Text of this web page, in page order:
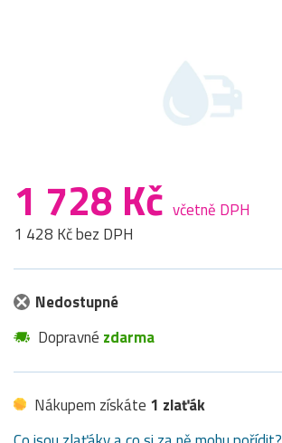
1 728 Kč včetně DPH
1 428 Kč bez DPH
Nedostupné
Dopravné zdarma
Nákupem získáte 1 zlaťák